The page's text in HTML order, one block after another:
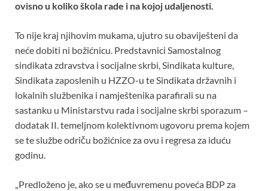
ovisno u koliko škola rade i na kojoj udaljenosti.
To nije kraj njihovim mukama, ujutro su obaviješteni da
neće dobiti ni božićnicu. Predstavnici Samostalnog
sindikata zdravstva i socijalne skrbi, Sindikata kulture,
Sindikata zaposlenih u HZZO-u te Sindikata državnih i
lokalnih službenika i namještenika parafirali su na
sastanku u Ministarstvu rada i socijalne skrbi sporazum –
dodatak II. temeljnom kolektivnom ugovoru prema kojem
se te službe odriču božićnice za ovu i regresa za iduću
godinu.
„Predloženo je, ako se u međuvremenu poveća BDP za